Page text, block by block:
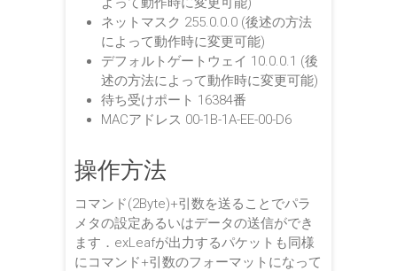
ネットマスク 255.0.0.0 (後述の方法
によって動作時に変更可能)
デフォルトゲートウェイ 10.0.0.1 (後
述の方法によって動作時に変更可能)
待ち受けポート 16384番
MACアドレス 00-1B-1A-EE-00-D6
操作方法
コマンド(2Byte)+引数を送ることでパラ
メタの設定あるいはデータの送信ができ
ます．exLeafが出力するパケットも同様
にコマンド+引数のフォーマットになって